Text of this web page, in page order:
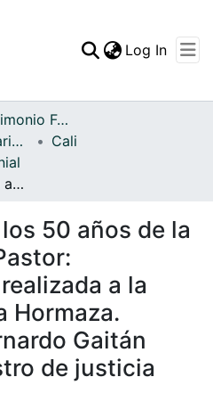
Statistics
Log In
Archivo del Patrimonio Fotográfico y Fílmico del Valle del Cauca
Fondo Fotográfico Diario Occidente
Cali
Celebración de los 50 años de la cárcel El Buen Pastor: condecoración realizada a la hermana Cecilia Hormaza. Palabras de Bernardo Gaitán Mahecha, ministro de justicia
50 años de la
a la
Hormaza.
Gaitán
de justicia